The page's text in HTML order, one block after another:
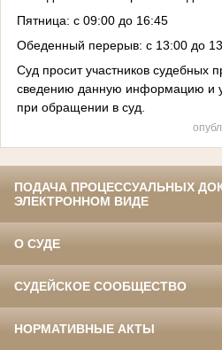
Пятница: с 09:00 до 16:45
Обеденный перерыв: с 13:00 до
Суд просит участников судебных
сведению данную информацию и
при обращении в суд.
ПОДАЧА ПРОЦЕССУАЛЬНЫХ
ЭЛЕКТРОННОМ ВИДЕ
О СУДЕ
СУДЕЙСКОЕ СООБЩЕСТВО
НОРМАТИВНЫЕ АКТЫ